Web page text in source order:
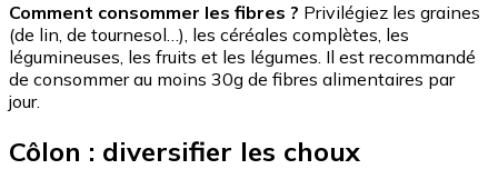
Comment consommer les fibres ? Privilégiez les graines
(de lin, de tournesol…), les céréales complètes, les
légumineuses, les fruits et les légumes. Il est recommandé
de consommer au moins 30g de fibres alimentaires par
jour.
Côlon : diversifier les choux